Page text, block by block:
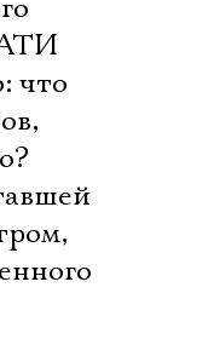
что
